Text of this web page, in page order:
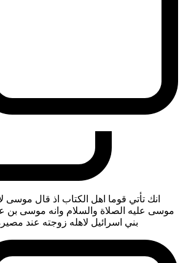
انك تأتي قوما اهل الكتاب اذ قال موسى
موسى عليه الصلاة والسلام وانه موسى بن
بني اسرائيل لاهله زوجته عند